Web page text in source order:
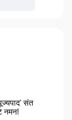
संत
नमन!